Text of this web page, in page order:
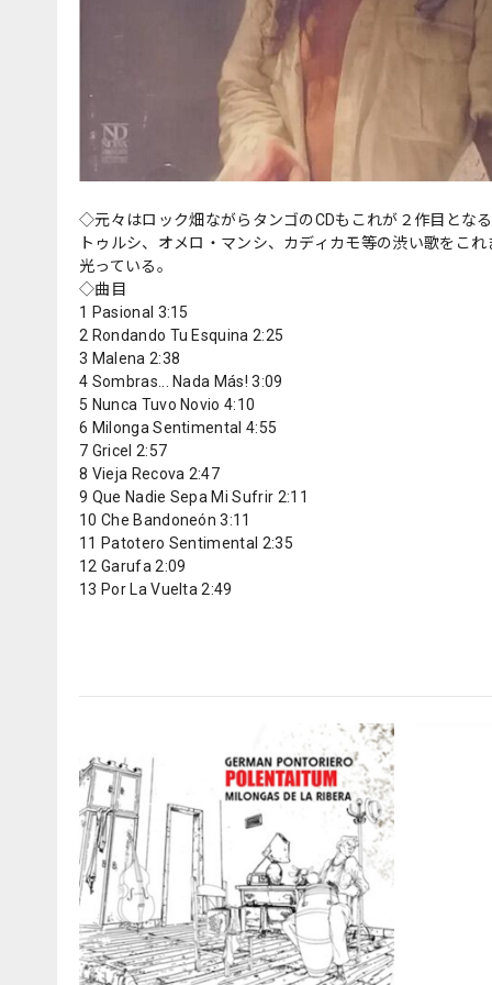
◇元々はロック畑ながらタンゴのCDもこれが２作目とな
トゥルシ、オメロ・マンシ、カディカモ等の渋い歌をこ
光っている。
◇曲目
1 Pasional 3:15
2 Rondando Tu Esquina 2:25
3 Malena 2:38
4 Sombras... Nada Más! 3:09
5 Nunca Tuvo Novio 4:10
6 Milonga Sentimental 4:55
7 Gricel 2:57
8 Vieja Recova 2:47
9 Que Nadie Sepa Mi Sufrir 2:11
10 Che Bandoneón 3:11
11 Patotero Sentimental 2:35
12 Garufa 2:09
13 Por La Vuelta 2:49